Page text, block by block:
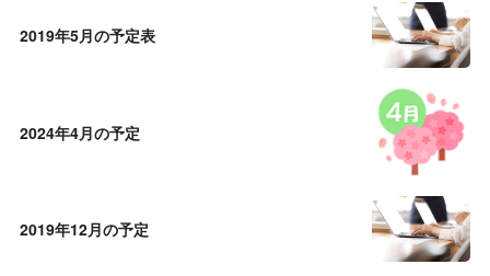
2019年5月の予定表
2024年4月の予定
2019年12月の予定